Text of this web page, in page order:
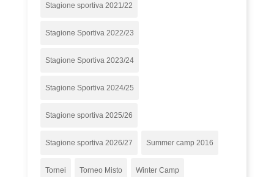
Stagione sportiva 2021/22
Stagione Sportiva 2022/23
Stagione Sportiva 2023/24
Stagione Sportiva 2024/25
Stagione sportiva 2025/26
Stagione sportiva 2026/27 Summer camp 2016
Tornei Torneo Misto Winter Camp